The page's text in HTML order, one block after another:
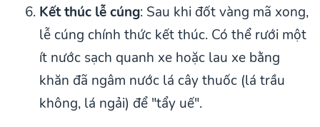
Kết thúc lễ cúng: Sau khi đốt vàng mã xong,
lễ cúng chính thức kết thúc. Có thể rưới một
ít nước sạch quanh xe hoặc lau xe bằng
khăn đã ngâm nước lá cây thuốc (lá trầu
không, lá ngải) để "tẩy uế".